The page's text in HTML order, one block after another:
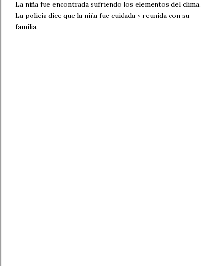
La niña fue encontrada sufriendo los elementos del clima.
La policía dice que la niña fue cuidada y reunida con su
familia.